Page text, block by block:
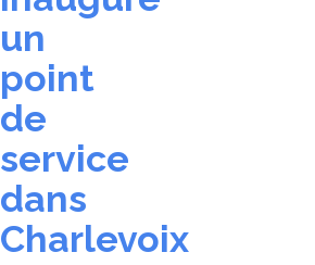
un
point
de
service
dans
Charlevoix